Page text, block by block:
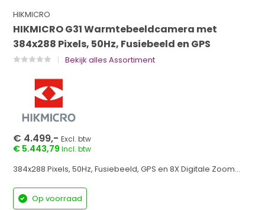
HIKMICRO
HIKMICRO G31 Warmtebeeldcamera met
384x288 Pixels, 50Hz, Fusiebeeld en GPS
Bekijk alles Assortiment
€ 4.499,-Excl. btw
€ 5.443,79Incl. btw
384x288 Pixels, 50Hz, Fusiebeeld, GPS en 8X Digitale Zoom...
Op voorraad